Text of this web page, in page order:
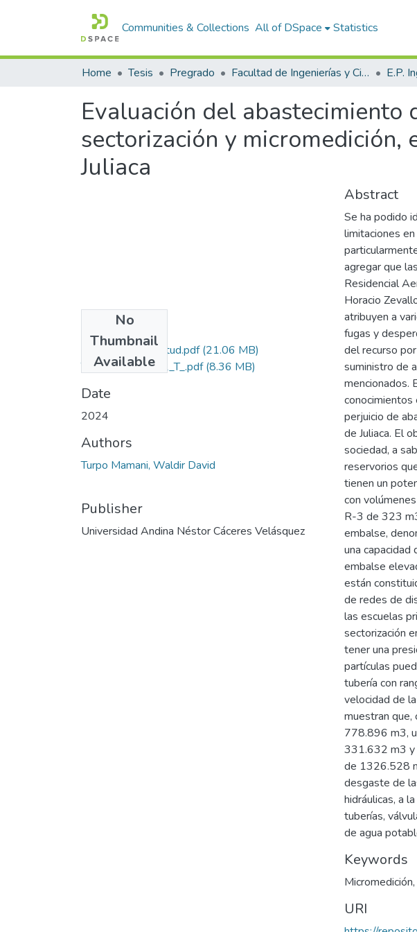
Communities & Collections All of DSpace Statistics
Home Tesis Pregrado Facultad de Ingenierías y Ciencias Puras
Evaluación del abastecimiento
sectorización y micromedición,
Juliaca
No
Thumbnail
Available
Grado de Similitud.pdf(21.06 MB)
T036_70865192_T_.pdf(8.36 MB)
Date
2024
Authors
Turpo Mamani, Waldir David
Publisher
Universidad Andina Néstor Cáceres Velásquez
Abstract
Se ha podido
limitaciones
agregar que
Residencial
Horacio
atribuyen a
fugas y
del recurso
suministro de
mencionados.
conocimientos
perjuicio de
de Juliaca. El
sociedad, a
reservorios
tienen un
con
R-3 de 323
embalse,
una capacidad
embalse
están
de redes de
las escuelas
sectorización
tener una
partículas
tubería con
velocidad de
muestran que,
778.896 m3,
331.632 m3 y
de 1326.528
desgaste de
hidráulicas, a
tuberías,
de agua
Keywords
Micromedición,
URI